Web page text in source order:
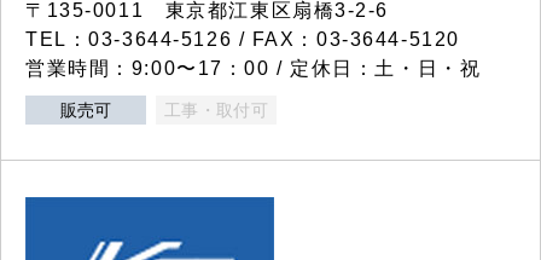
〒135-0011 東京都江東区扇橋3-2-6
TEL：03-3644-5126 / FAX：03-3644-5120
営業時間：9:00〜17：00 / 定休日：土・日・祝
販売可 工事・取付可